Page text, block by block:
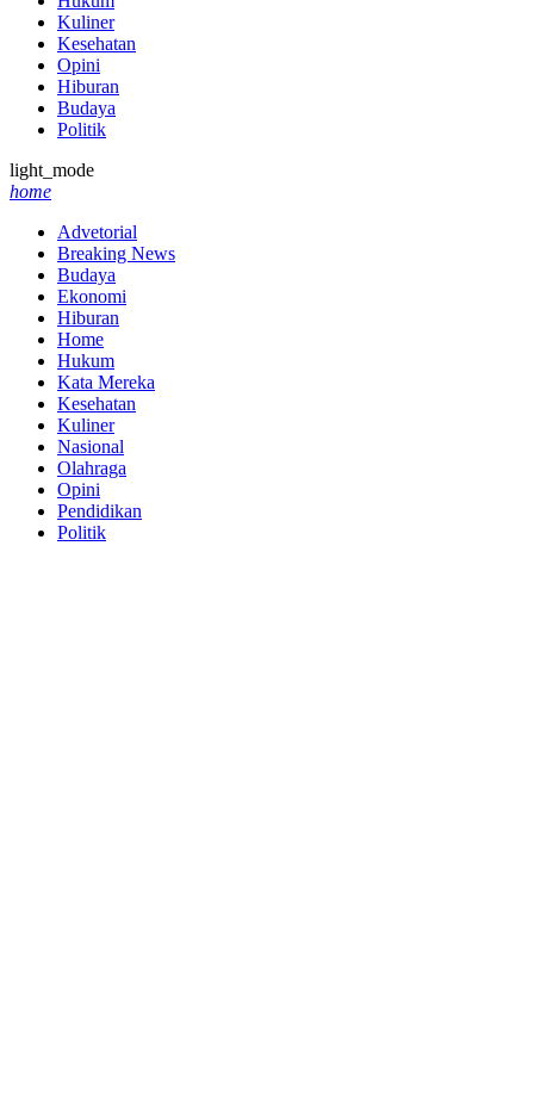
Kuliner
Kesehatan
Opini
Hiburan
Budaya
Politik
light_mode
home
Advetorial
Breaking News
Budaya
Ekonomi
Hiburan
Home
Hukum
Kata Mereka
Kesehatan
Kuliner
Nasional
Olahraga
Opini
Pendidikan
Politik